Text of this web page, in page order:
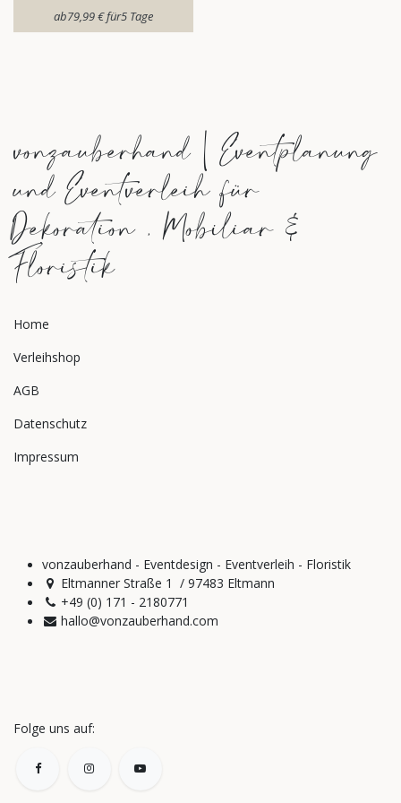
ab​79,99€für​5 Tage
vonzauberhand | Eventplanung
und Eventverleih für
Dekoration , Mobiliar &
Floristik
Home
Verleihshop
AGB
Datenschutz
Impressum
vonzauberhand - Eventdesign - Eventverleih - Floristik
Eltmanner Straße 1 / 97483 Eltmann
+49 (0) 171 - 2180771
hallo@vonzauberhand.com
Folge uns auf: